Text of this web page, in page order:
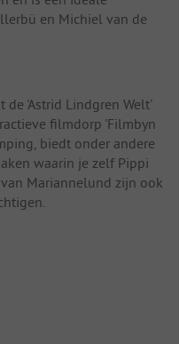
en Michiel van de
'Astrid Lindgren Welt'
filmdorp 'Filmbyn
biedt onder andere
waarin je zelf Pippi
Mariannelund zijn ook